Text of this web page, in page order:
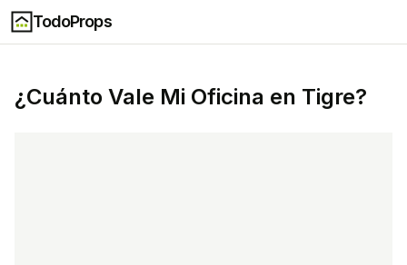
TodoProps
¿Cuánto Vale Mi Oficina en Tigre?